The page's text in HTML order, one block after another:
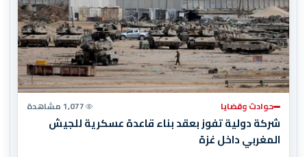
حوادث وقضايا 1,077 مشاهدة
شركة دولية تفوز بعقد بناء قاعدة عسكرية للجيش
المغربي داخل غزة